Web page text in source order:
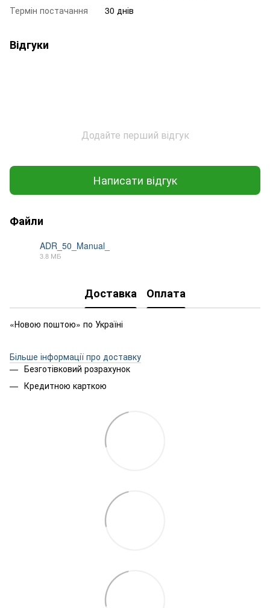
Термін постачання
30 днів
Відгуки
Додайте перший відгук
Написати відгук
Файли
ADR_50_Manual_
3.8 МБ
Доставка Оплата
«Новою поштою» по Україні
Більше інформації про доставку
Безготівковий розрахунок
Кредитною карткою